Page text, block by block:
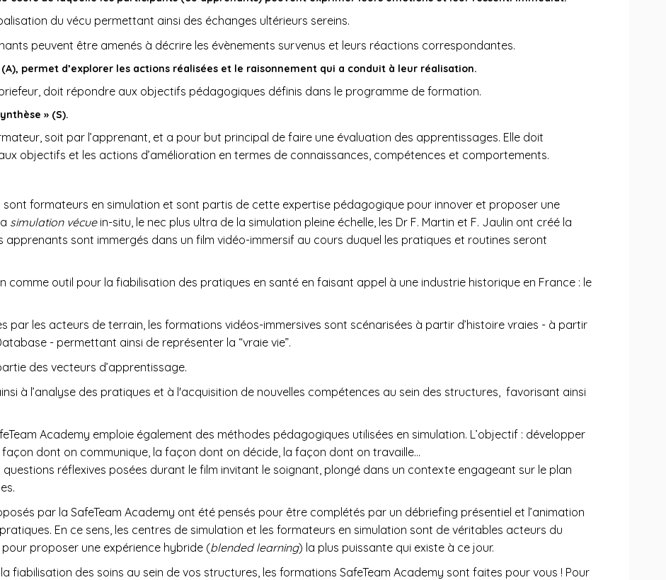
du vécu permettant ainsi des échanges ultérieurs sereins.
peuvent être amenés à décrire les évènements survenus et leurs réactions correspondantes.
(A), permet d’explorer les actions réalisées et le raisonnement qui a conduit à leur réalisation.
doit répondre aux objectifs pédagogiques définis dans le programme de formation.
» (S).
soit par l’apprenant, et a pour but principal de faire une évaluation des apprentissages. Elle doit
objectifs et les actions d’amélioration en termes de connaissances, compétences et comportements.
sont formateurs en simulation et sont partis de cette expertise pédagogique pour innover et proposer une
simulation vécuein-situ, le nec plus ultra de la simulation pleine échelle, les Dr F. Martin et F. Jaulin ont créé la
apprenants sont immergés dans un film vidéo-immersif au cours duquel les pratiques et routines seront
comme outil pour la fiabilisation des pratiques en santé en faisant appel à une industrie historique en France : le
par les acteurs de terrain, les formations vidéos-immersives sont scénarisées à partir d’histoire vraies - à partir
- permettant ainsi de représenter la “vraie vie”.
des vecteurs d’apprentissage.
à l’analyse des pratiques et à l'acquisition de nouvelles compétences au sein des structures, favorisant ainsi
Academy emploie également des méthodes pédagogiques utilisées en simulation. L’objectif : développer
façon dont on communique, la façon dont on décide, la façon dont on travaille…
réflexives posées durant le film invitant le soignant, plongé dans un contexte engageant sur le plan
par la SafeTeam Academy ont été pensés pour être complétés par un débriefing présentiel et l’animation
En ce sens, les centres de simulation et les formateurs en simulation sont de véritables acteurs du
proposer une expérience hybride (blended learning) la plus puissante qui existe à ce jour.
fiabilisation des soins au sein de vos structures, les formations SafeTeam Academy sont faites pour vous ! Pour